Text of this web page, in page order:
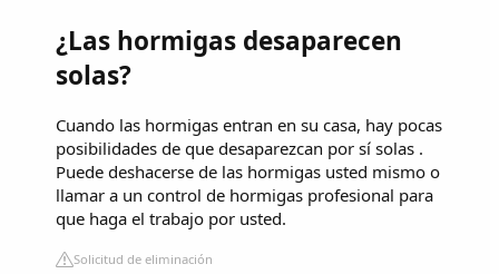
¿Las hormigas desaparecen
solas?
Cuando las hormigas entran en su casa, hay pocas
posibilidades de que desaparezcan por sí solas .
Puede deshacerse de las hormigas usted mismo o
llamar a un control de hormigas profesional para
que haga el trabajo por usted.
Solicitud de eliminación